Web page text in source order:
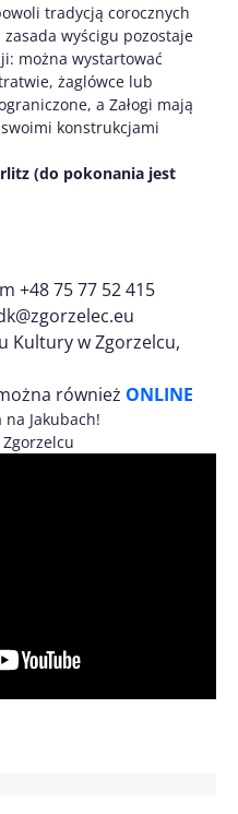
tradycją corocznych
zasada wyścigu pozostaje
można wystartować
żaglówce lub
a Załogi mają
konstrukcjami
(do pokonania jest
+48 75 77 52 415
Kultury w Zgorzelcu,
również ONLINE
Jakubach!